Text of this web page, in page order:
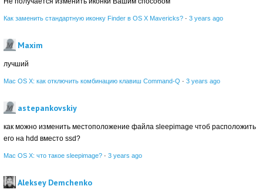
Как заменить стандартную иконку Finder в OS X Mavericks? · 3 years ago
Maxim
лучший
Mac OS X: как отключить комбинацию клавиш Command-Q · 3 years ago
astepankovskiy
как можно изменить местоположение файла sleepimage чтоб расположить
его на hdd вместо ssd?
Mac OS X: что такое sleepimage? · 3 years ago
Aleksey Demchenko